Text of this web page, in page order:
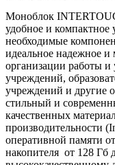
Моноблок
удобное и компактное
необходимые
идеальное надежное
организации работы и
учреждений,
учреждений и другие
стильный и
качественных
производительности
оперативной памяти
накопителя от 128 Гб